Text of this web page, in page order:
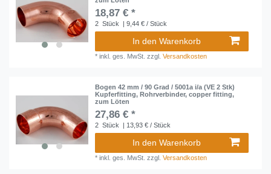
18,87 € *
2 Stück | 9,44 € / Stück
In den Warenkorb
*inkl. ges. MwSt. zzgl.Versandkosten
Bogen 42 mm / 90 Grad / 5001a i/a (VE 2 Stk)
Kupferfitting, Rohrverbinder, copper fitting,
zum Löten
27,86 € *
2 Stück | 13,93 € / Stück
In den Warenkorb
*inkl. ges. MwSt. zzgl.Versandkosten